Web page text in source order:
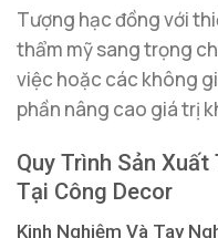
Tượng hạc đồng với
thẩm mỹ sang trọng
việc hoặc các không
phần nâng cao giá trị
Quy Trình Sản
Tại Công Decor
Kinh Nghiệm Và Tay